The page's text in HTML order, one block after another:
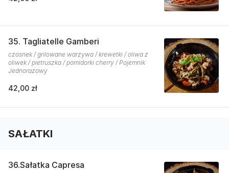
35. Tagliatelle Gamberi
czosnek / grilowane warzywa / krewetki / oliwa z
oliwek / pietruszka / pomidorki cherry / Pojemnik
Jednorazowy
42,00 zł
SAŁATKI
36.Sałatka Capresa